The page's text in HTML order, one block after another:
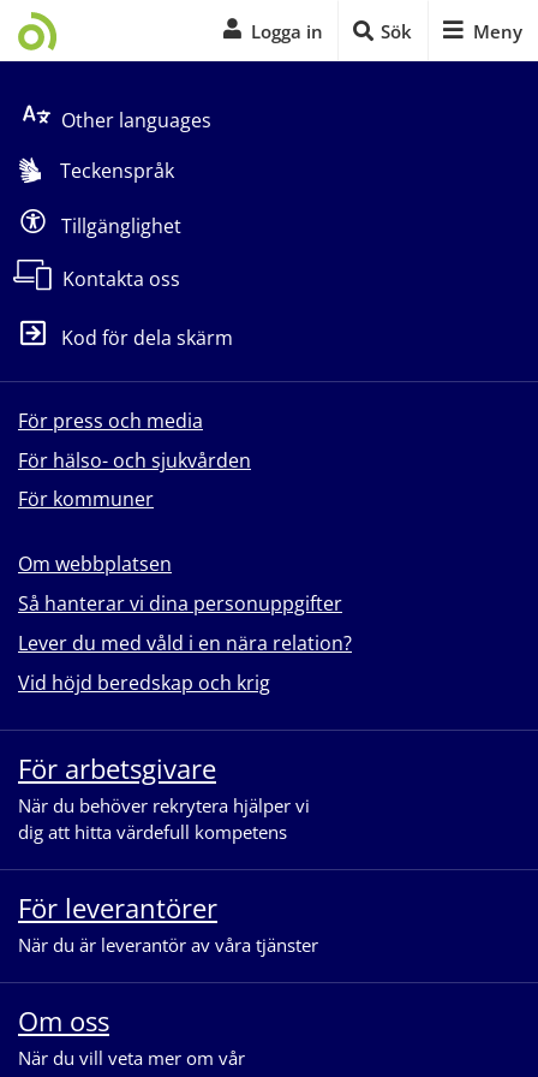
Logga in Sök Meny
Other languages
Teckenspråk
Tillgänglighet
Kontakta oss
Kod för dela skärm
För press och media
För hälso- och sjukvården
För kommuner
Om webbplatsen
Så hanterar vi dina personuppgifter
Lever du med våld i en nära relation?
Vid höjd beredskap och krig
För arbetsgivare
När du behöver rekrytera hjälper vi
dig att hitta värdefull kompetens
För leverantörer
När du är leverantör av våra tjänster
Om oss
När du vill veta mer om vår